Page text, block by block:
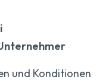
und Konditionen